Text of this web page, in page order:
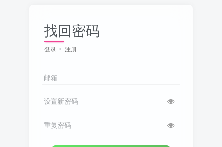
找回密码
登录 注册
邮箱
设置新密码
重复密码